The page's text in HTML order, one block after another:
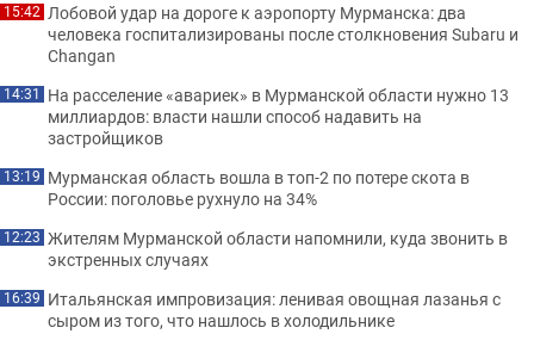
15:42 Лобовой удар на дороге к аэропорту Мурманска: два
человека госпитализированы после столкновения Subaru и
Changan
14:31 На расселение «авариек» в Мурманской области нужно 13
миллиардов: власти нашли способ надавить на
застройщиков
13:19 Мурманская область вошла в топ-2 по потере скота в
России: поголовье рухнуло на 34%
12:23 Жителям Мурманской области напомнили, куда звонить в
экстренных случаях
16:39 Итальянская импровизация: ленивая овощная лазанья с
сыром из того, что нашлось в холодильнике